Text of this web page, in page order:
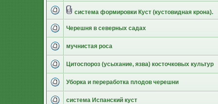
система формировки Куст (кустовидная крона).
Черешня в северных садах
мучнистая роса
Цитоспороз (усыхание, язва) косточковых культур
Уборка и переработка плодов черешни
система Испанский куст